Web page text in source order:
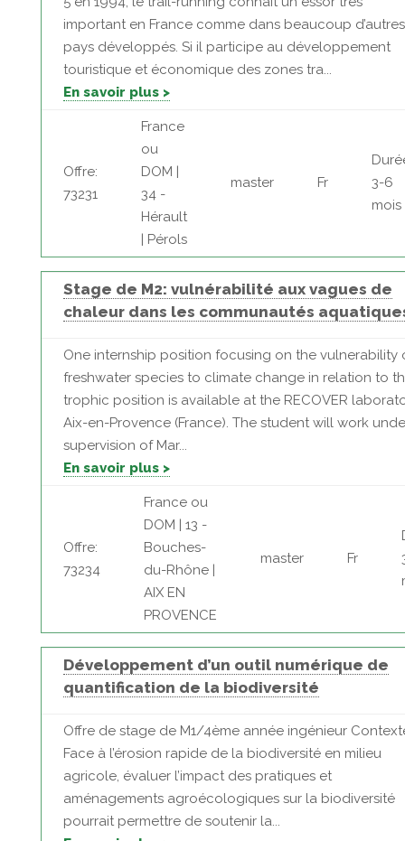
important en France comme dans beaucoup d’autres
pays développés. Si il participe au développement
touristique et économique des zones tra...
En savoir plus >
Offre:
73231
France
ou
DOM |
34 -
Hérault
| Pérols
master Fr
3-6
mois
Stage de M2: vulnérabilité aux vagues de
chaleur dans les communautés
One internship position focusing on the vulnerability
freshwater species to climate change in relation to
trophic position is available at the RECOVER
Aix-en-Provence (France). The student will work
supervision of Mar...
En savoir plus >
Offre:
73234
France ou
DOM | 13 -
Bouches-
du-Rhône |
AIX EN
PROVENCE
master Fr
Développement d’un outil numérique de
quantification de la biodiversité
Offre de stage de M1/4ème année ingénieur
Face à l’érosion rapide de la biodiversité en milieu
agricole, évaluer l’impact des pratiques et
aménagements agroécologiques sur la biodiversité
pourrait permettre de soutenir la...